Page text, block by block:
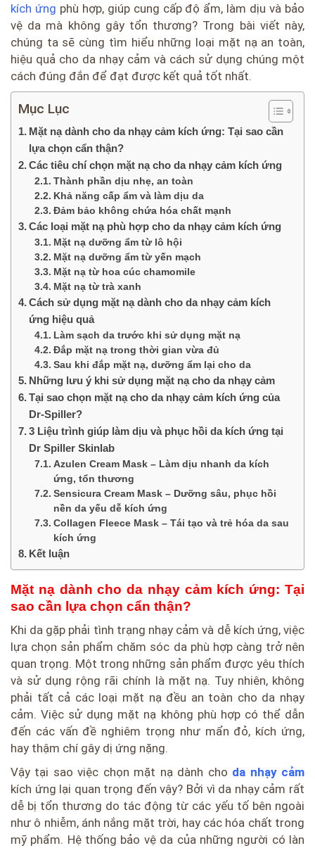
kích ứng phù hợp, giúp cung cấp độ ẩm, làm dịu và bảo
vệ da mà không gây tổn thương? Trong bài viết này,
chúng ta sẽ cùng tìm hiểu những loại mặt nạ an toàn,
hiệu quả cho da nhạy cảm và cách sử dụng chúng một
cách đúng đắn để đạt được kết quả tốt nhất.
Mục Lục
Mặt nạ dành cho da nhạy cảm kích ứng: Tại sao cần
lựa chọn cẩn thận?
Các tiêu chí chọn mặt nạ cho da nhạy cảm kích ứng
Thành phần dịu nhẹ, an toàn
Khả năng cấp ẩm và làm dịu da
Đảm bảo không chứa hóa chất mạnh
Các loại mặt nạ phù hợp cho da nhạy cảm kích ứng
Mặt nạ dưỡng ẩm từ lô hội
Mặt nạ dưỡng ẩm từ yến mạch
Mặt nạ từ hoa cúc chamomile
Mặt nạ từ trà xanh
Cách sử dụng mặt nạ dành cho da nhạy cảm kích
ứng hiệu quả
Làm sạch da trước khi sử dụng mặt nạ
Đắp mặt nạ trong thời gian vừa đủ
Sau khi đắp mặt nạ, dưỡng ẩm lại cho da
Những lưu ý khi sử dụng mặt nạ cho da nhạy cảm
Tại sao chọn mặt nạ cho da nhạy cảm kích ứng của
Dr-Spiller?
3 Liệu trình giúp làm dịu và phục hồi da kích ứng tại
Dr Spiller Skinlab
Azulen Cream Mask – Làm dịu nhanh da kích
ứng, tổn thương
Sensicura Cream Mask – Dưỡng sâu, phục hồi
nền da yếu dễ kích ứng
Collagen Fleece Mask – Tái tạo và trẻ hóa da sau
kích ứng
Kết luận
Mặt nạ dành cho da nhạy cảm kích ứng: Tại
sao cần lựa chọn cẩn thận?
Khi da gặp phải tình trạng nhạy cảm và dễ kích ứng, việc
lựa chọn sản phẩm chăm sóc da phù hợp càng trở nên
quan trọng. Một trong những sản phẩm được yêu thích
và sử dụng rộng rãi chính là mặt nạ. Tuy nhiên, không
phải tất cả các loại mặt nạ đều an toàn cho da nhạy
cảm. Việc sử dụng mặt nạ không phù hợp có thể dẫn
đến các vấn đề nghiêm trọng như mẩn đỏ, kích ứng,
hay thậm chí gây dị ứng nặng.
Vậy tại sao việc chọn mặt nạ dành cho da nhạy cảm
kích ứng lại quan trọng đến vậy? Bởi vì da nhạy cảm rất
dễ bị tổn thương do tác động từ các yếu tố bên ngoài
như ô nhiễm, ánh nắng mặt trời, hay các hóa chất trong
mỹ phẩm. Hệ thống bảo vệ da của những người có làn